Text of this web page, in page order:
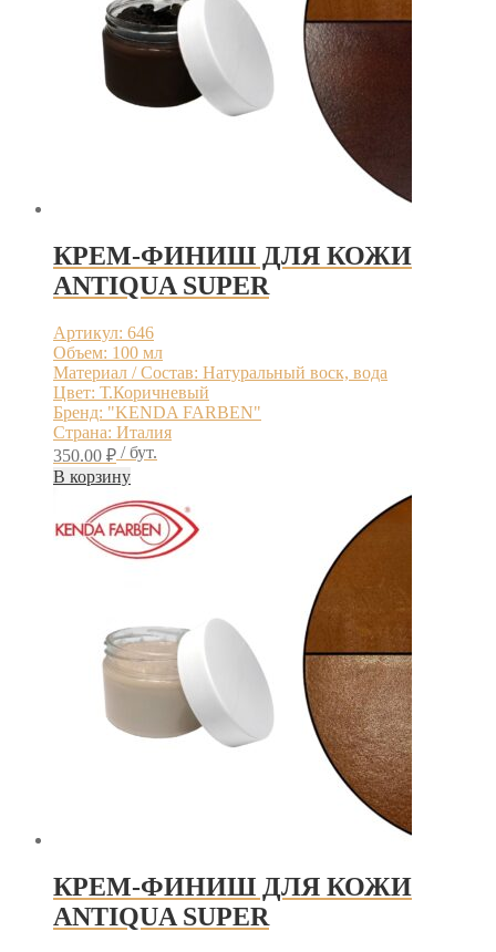
КРЕМ-ФИНИШ ДЛЯ КОЖИ
ANTIQUA SUPER
Артикул: 646
Объем: 100 мл
Материал / Состав: Натуральный воск, вода
Цвет: Т.Коричневый
Бренд: "KENDA FARBEN"
Страна: Италия
350.00 ₽ / бут.
В корзину
КРЕМ-ФИНИШ ДЛЯ КОЖИ
ANTIQUA SUPER